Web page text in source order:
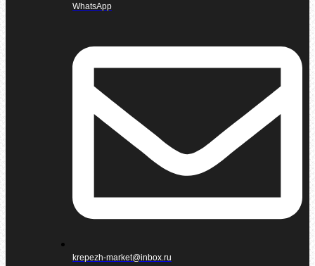
WhatsApp
krepezh-market@inbox.ru